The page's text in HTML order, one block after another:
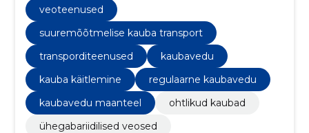
veoteenused
suuremõõtmelise kauba transport
transporditeenused
kaubavedu
kauba käitlemine
regulaarne kaubavedu
kaubavedu maanteel
ohtlikud kaubad
ühegabariidilised veosed